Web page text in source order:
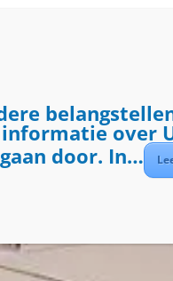
over
door. In…